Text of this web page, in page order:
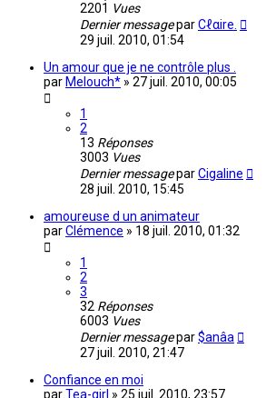
2201 Vues
Dernier messageparCℓαire.
29 juil. 2010, 01:54
Un amour que je ne contrôle plus .
par Melouch* » 27 juil. 2010, 00:05
1
2
13 Réponses
3003 Vues
Dernier messageparCigaline
28 juil. 2010, 15:45
amoureuse d un animateur
parClémence » 18 juil. 2010, 01:32
1
2
3
32 Réponses
6003 Vues
Dernier messagepar$anâa
27 juil. 2010, 21:47
Confiance en moi
parTea-girl » 25 juil. 2010, 23:57